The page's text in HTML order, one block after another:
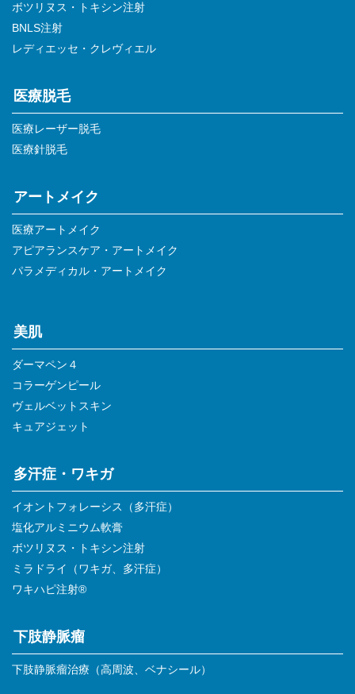
ボツリヌス・トキシン注射
BNLS注射
レディエッセ・クレヴィエル
医療脱毛
医療レーザー脱毛
医療針脱毛
アートメイク
医療アートメイク
アピアランスケア・アートメイク
パラメディカル・アートメイク
美肌
ダーマペン４
コラーゲンピール
ヴェルベットスキン
キュアジェット
多汗症・ワキガ
イオントフォレーシス（多汗症）
塩化アルミニウム軟膏
ボツリヌス・トキシン注射
ミラドライ（ワキガ、多汗症）
ワキハピ注射®
下肢静脈瘤
下肢静脈瘤治療（高周波、ベナシール）